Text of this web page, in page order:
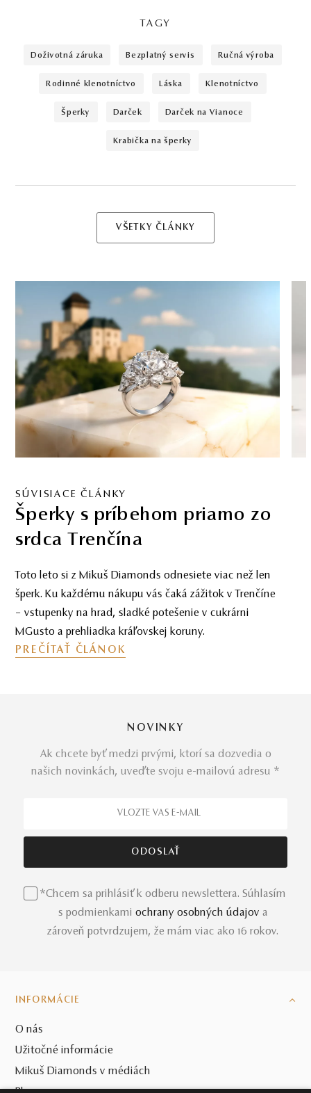
TAGY
doživotná záruka bezplatný servis ručná výroba
rodinné klenotníctvo láska klenotníctvo
šperky darček darček na Vianoce
krabička na šperky
VŠETKY ČLÁNKY
SÚVISIACE ČLÁNKY
Šperky s príbehom priamo zo
srdca Trenčína
Toto leto si z Mikuš Diamonds odnesiete viac než len
šperk. Ku každému nákupu vás čaká zážitok v Trenčíne
– vstupenky na hrad, sladké potešenie v cukrárni
MGusto a prehliadka kráľovskej koruny.
PREČÍTAŤ ČLÁNOK
NOVINKY
Ak chcete byť medzi prvými, ktorí sa dozvedia o
našich novinkách, uveďte svoju e-mailovú adresu *
*Chcem sa prihlásiť k odberu newslettera. Súhlasím
s podmienkami ochrany osobných údajov a
zároveň potvrdzujem, že mám viac ako 16 rokov.
INFORMÁCIE
O nás
Užitočné informácie
Mikuš Diamonds v médiách